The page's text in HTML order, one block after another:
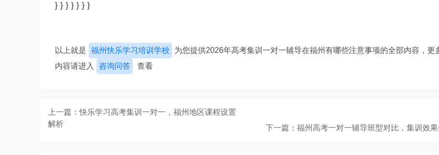
} } } } } } }
以上就是 福州快乐学习培训学校
为您提供2026年高考集训一对一辅导在福州有哪些注意事项的全部内容，更
内容请进入
咨询问答 查看
上一篇：快乐学习高考集训一对一，福州地区课程设置
解析
下一篇：福州高考一对一辅导班型对比，集训效